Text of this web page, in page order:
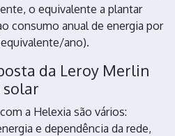
o equivalente a plantar
consumo anual de energia por
ano).
da Leroy Merlin
solar
a Helexia são vários:
e dependência da rede,